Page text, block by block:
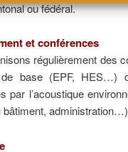
ou fédéral.
et conférences
régulièrement des
de base (EPF, HES…)
par l’acoustique
bâtiment,